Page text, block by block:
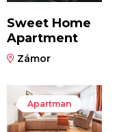
Sweet Home
Apartment
Zámor
Apartman